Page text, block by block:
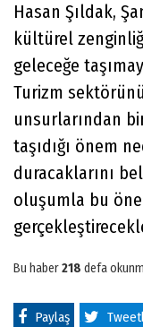
Hasan Şıldak,
kültürel
geleceğe
Turizm
unsurlarından
taşıdığı önem
duracaklarını
oluşumla bu
Bu haber218 defa
Paylaş